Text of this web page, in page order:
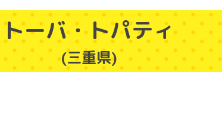
トーバ・トパティ
(三重県)